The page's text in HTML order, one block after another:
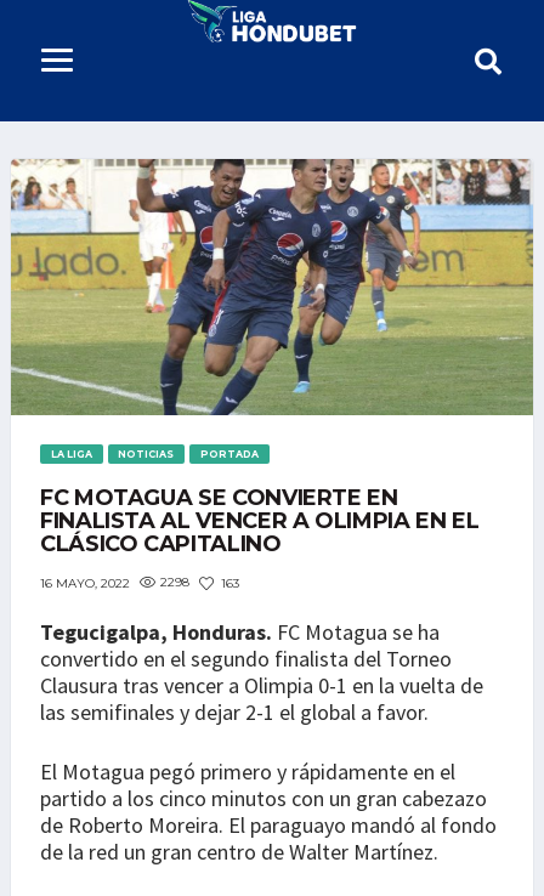
LA LIGA NOTICIAS PORTADA
FC MOTAGUA SE CONVIERTE EN
FINALISTA AL VENCER A OLIMPIA EN EL
CLÁSICO CAPITALINO
16 MAYO, 2022 2298 163
Tegucigalpa, Honduras. FC Motagua se ha
convertido en el segundo finalista del Torneo
Clausura tras vencer a Olimpia 0-1 en la vuelta de
las semifinales y dejar 2-1 el global a favor.
El Motagua pegó primero y rápidamente en el
partido a los cinco minutos con un gran cabezazo
de Roberto Moreira. El paraguayo mandó al fondo
de la red un gran centro de Walter Martínez.